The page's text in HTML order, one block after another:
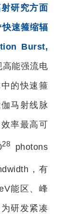
研究方面
速箍缩辐
Burst,
高能强流电
的快速箍
马射线脉
率最高可
28 photons
，有
能区、峰
研发紧凑